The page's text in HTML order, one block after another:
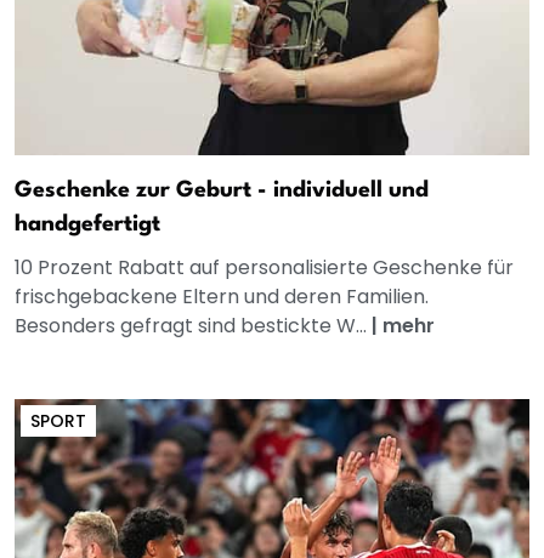
Geschenke zur Geburt - individuell und
handgefertigt
10 Prozent Rabatt auf personalisierte Geschenke für
frischgebackene Eltern und deren Familien.
Besonders gefragt sind bestickte W... | mehr
SPORT